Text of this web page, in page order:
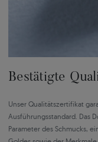
Bestätigte
Unser Qualitätszertifikat
Ausführungsstandard. Das
Parameter des Schmucks,